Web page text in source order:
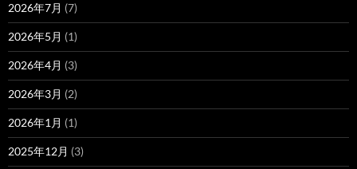
2026年7月 (7)
2026年5月 (1)
2026年4月 (3)
2026年3月 (2)
2026年1月 (1)
2025年12月 (3)